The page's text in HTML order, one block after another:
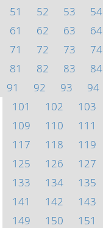
51
52 53 54
61
62 63 64
71
72 73 74
81
82 83 84
91
92 93 94
101
102 103
109
110 111
117
118 119
125
126 127
133
134 135
141
142 143
149
150 151